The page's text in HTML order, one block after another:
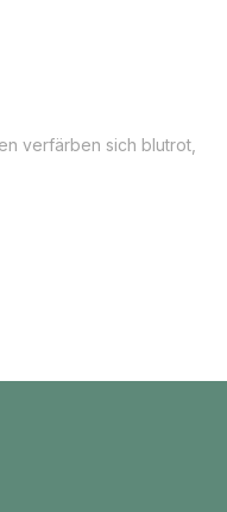
verfärben sich blutrot,